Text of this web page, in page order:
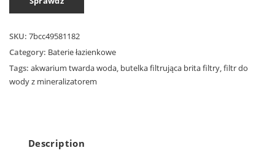
SKU: 7bcc49581182
Category: Baterie łazienkowe
Tags: akwarium twarda woda, butelka filtrująca brita filtry,filtr do
wody z mineralizatorem
Description